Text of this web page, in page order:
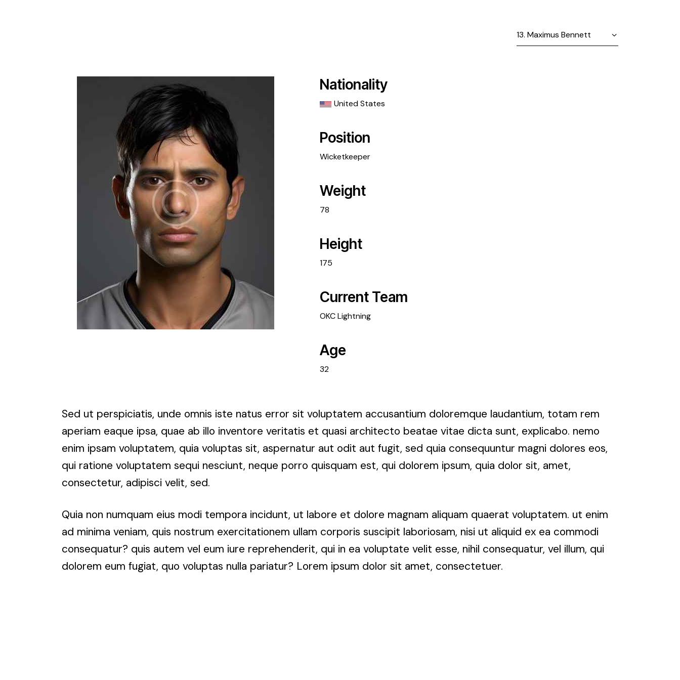
Nationality
United States
Position
Wicketkeeper
Weight
78
Height
175
Current Team
OKC Lightning
Age
32
Sed ut perspiciatis, unde omnis iste natus error sit voluptatem accusantium doloremque laudantium, totam rem
aperiam eaque ipsa, quae ab illo inventore veritatis et quasi architecto beatae vitae dicta sunt, explicabo. nemo
enim ipsam voluptatem, quia voluptas sit, aspernatur aut odit aut fugit, sed quia consequuntur magni dolores eos,
qui ratione voluptatem sequi nesciunt, neque porro quisquam est, qui dolorem ipsum, quia dolor sit, amet,
consectetur, adipisci velit, sed.
Quia non numquam eius modi tempora incidunt, ut labore et dolore magnam aliquam quaerat voluptatem. ut enim
ad minima veniam, quis nostrum exercitationem ullam corporis suscipit laboriosam, nisi ut aliquid ex ea commodi
consequatur? quis autem vel eum iure reprehenderit, qui in ea voluptate velit esse, nihil consequatur, vel illum, qui
dolorem eum fugiat, quo voluptas nulla pariatur? Lorem ipsum dolor sit amet, consectetuer.